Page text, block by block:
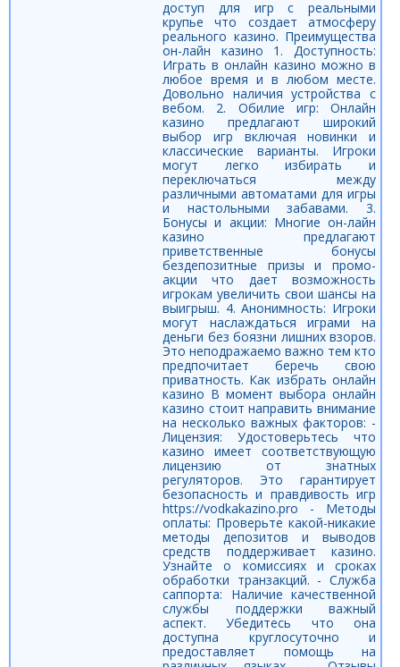
доступ для игр с реальными
крупье что создает атмосферу
реального казино. Преимущества
он-лайн казино 1. Доступность:
Играть в онлайн казино можно в
любое время и в любом месте.
Довольно наличия устройства с
вебом. 2. Обилие игр: Онлайн
казино предлагают широкий
выбор игр включая новинки и
классические варианты. Игроки
могут легко избирать и
переключаться между
различными автоматами для игры
и настольными забавами. 3.
Бонусы и акции: Многие он-лайн
казино предлагают
приветственные бонусы
бездепозитные призы и промо-
акции что дает возможность
игрокам увеличить свои шансы на
выигрыш. 4. Анонимность: Игроки
могут наслаждаться играми на
деньги без боязни лишних взоров.
Это неподражаемо важно тем кто
предпочитает беречь свою
приватность. Как избрать онлайн
казино В момент выбора онлайн
казино стоит направить внимание
на несколько важных факторов: -
Лицензия: Удостоверьтесь что
казино имеет соответствующую
лицензию от знатных
регуляторов. Это гарантирует
безопасность и правдивость игр
https://vodkakazino.pro - Методы
оплаты: Проверьте какой-никакие
методы депозитов и выводов
средств поддерживает казино.
Узнайте о комиссиях и сроках
обработки транзакций. - Служба
саппорта: Наличие качественной
службы поддержки важный
аспект. Убедитесь что она
доступна круглосуточно и
предоставляет помощь на